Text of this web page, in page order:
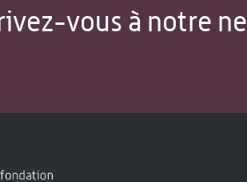
vous à notre